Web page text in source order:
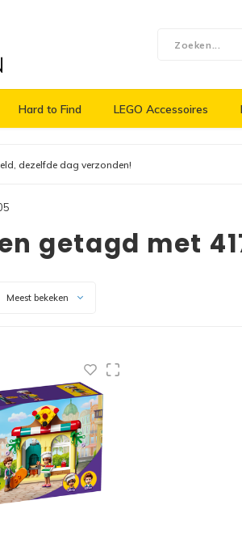
Hard to Find LEGO Accessoires
dezelfde dag verzonden!
getagd met
Meest bekeken